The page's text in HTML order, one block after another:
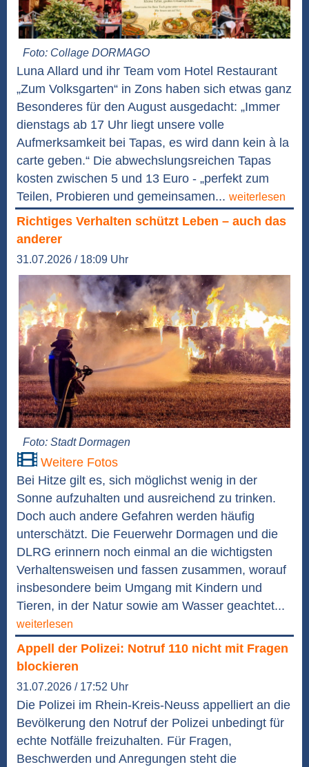
Foto: Collage DORMAGO
Luna Allard und ihr Team vom Hotel Restaurant
„Zum Volksgarten“ in Zons haben sich etwas ganz
Besonderes für den August ausgedacht: „Immer
dienstags ab 17 Uhr liegt unsere volle
Aufmerksamkeit bei Tapas, es wird dann kein à la
carte geben.“ Die abwechslungsreichen Tapas
kosten zwischen 5 und 13 Euro - „perfekt zum
Teilen, Probieren und gemeinsamen... weiterlesen
Richtiges Verhalten schützt Leben – auch das
anderer
31.07.2026 / 18:09 Uhr
Foto: Stadt Dormagen
Weitere Fotos
Bei Hitze gilt es, sich möglichst wenig in der
Sonne aufzuhalten und ausreichend zu trinken.
Doch auch andere Gefahren werden häufig
unterschätzt. Die Feuerwehr Dormagen und die
DLRG erinnern noch einmal an die wichtigsten
Verhaltensweisen und fassen zusammen, worauf
insbesondere beim Umgang mit Kindern und
Tieren, in der Natur sowie am Wasser geachtet...
weiterlesen
Appell der Polizei: Notruf 110 nicht mit Fragen
blockieren
31.07.2026 / 17:52 Uhr
Die Polizei im Rhein-Kreis-Neuss appelliert an die
Bevölkerung den Notruf der Polizei unbedingt für
echte Notfälle freizuhalten. Für Fragen,
Beschwerden und Anregungen steht die